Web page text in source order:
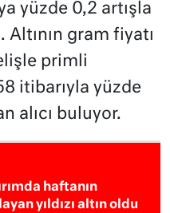
yüzde 0,2 artışla
Altının gram fiyatı
primli
itibarıyla yüzde
alıcı buluyor.
haftanın
yıldızı altın oldu